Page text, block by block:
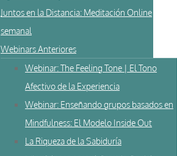
Juntos en la Distancia: Meditación Online
semanal
Webinars Anteriores
Webinar: The Feeling Tone | El Tono
Afectivo de la Experiencia
Webinar: Enseñando grupos basados en
Mindfulness: El Modelo Inside Out
La Riqueza de la Sabiduría